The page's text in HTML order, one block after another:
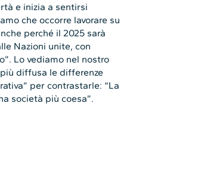
e inizia a sentirsi
che occorre lavorare su
perché il 2025 sarà
Nazioni unite, con
Lo vediamo nel nostro
diffusa le differenze
per contrastarle: “La
società più coesa”.